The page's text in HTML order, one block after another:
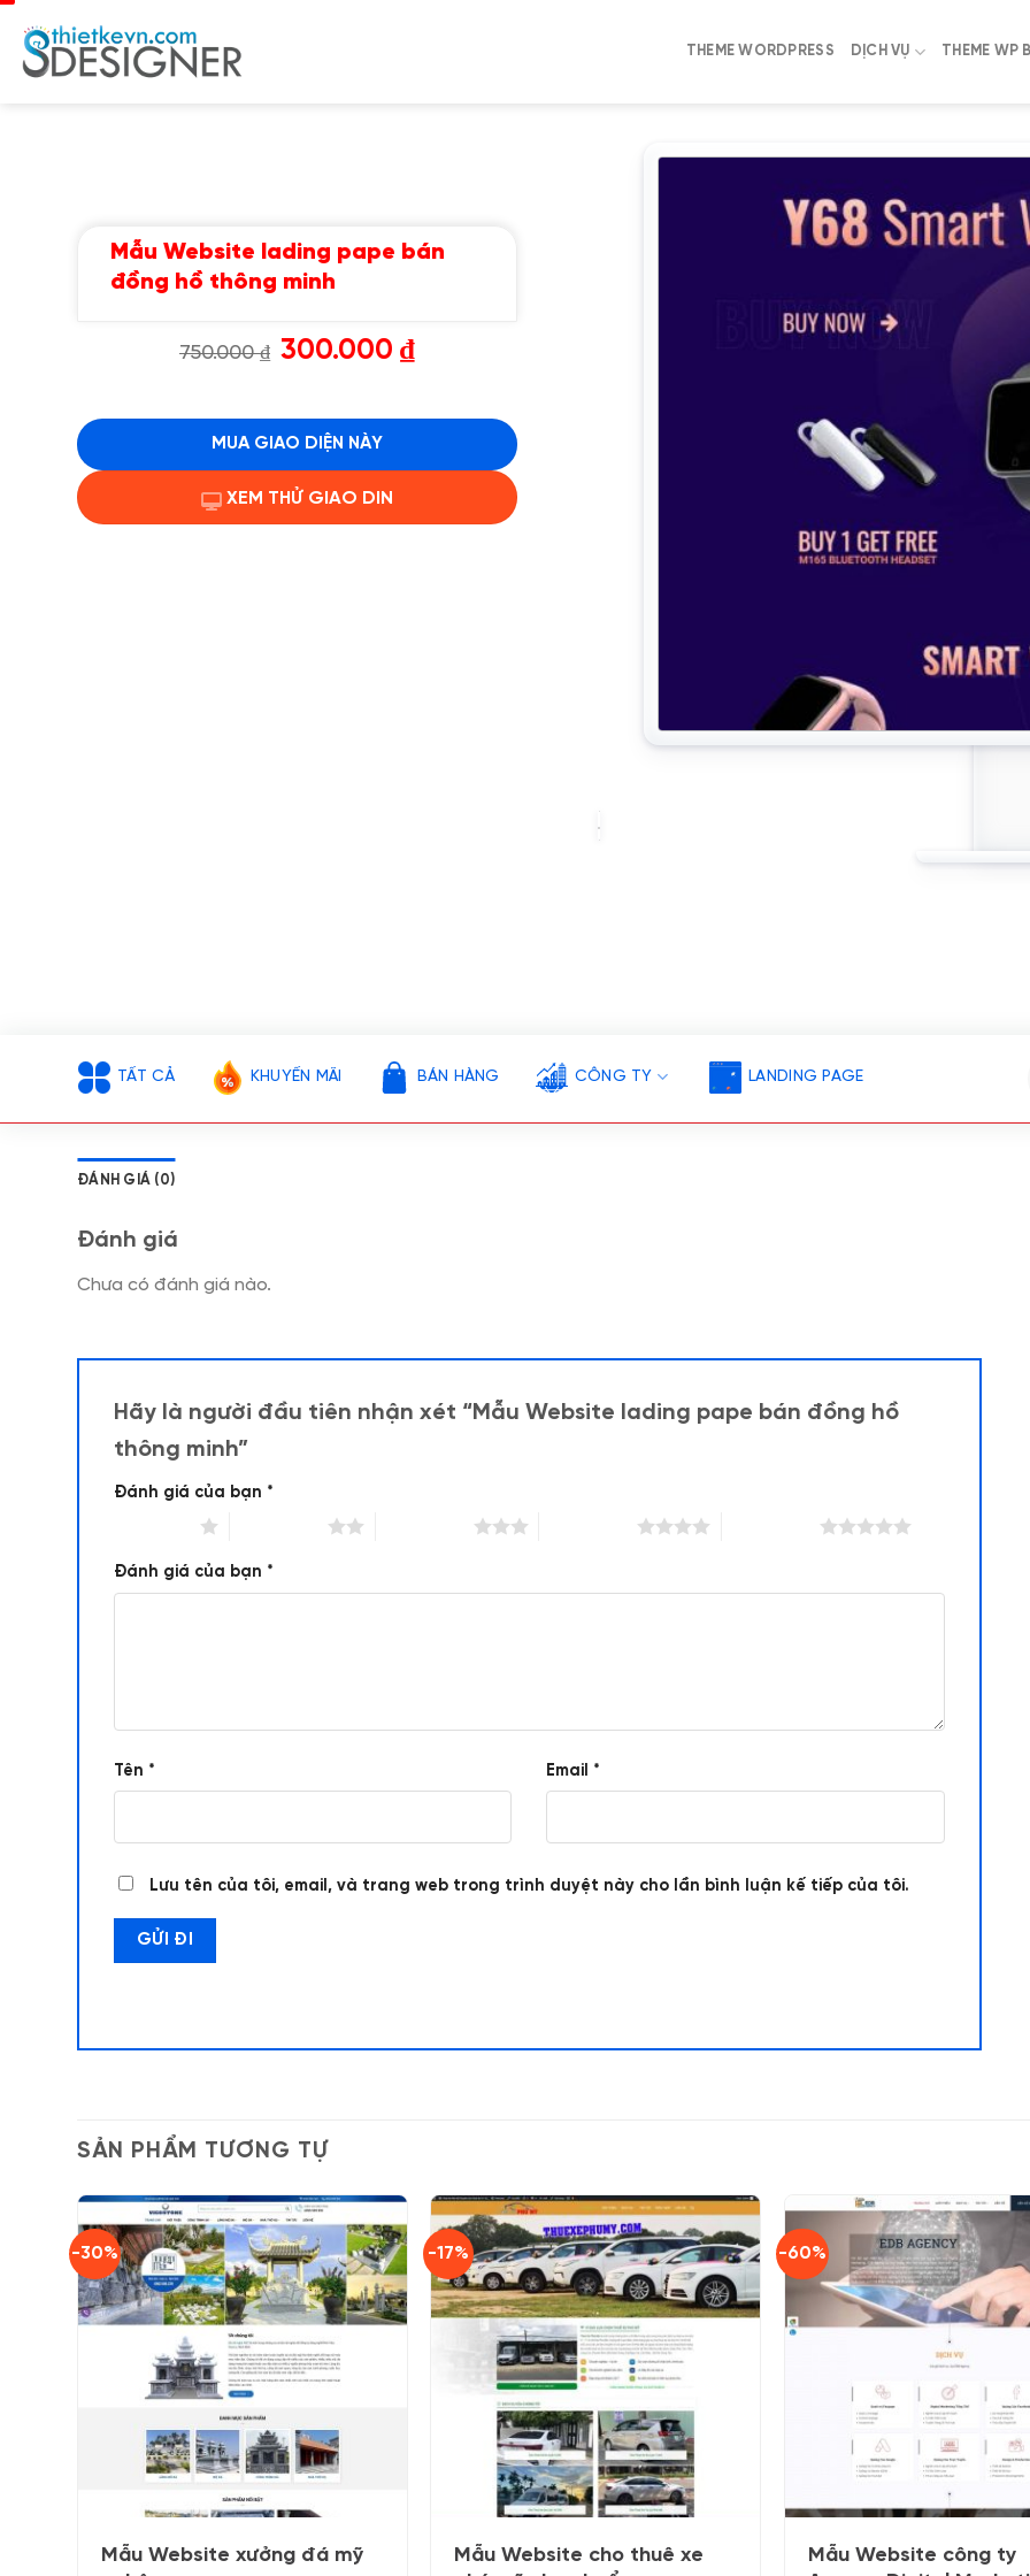
đến
nội
THEME WORDPRESS DỊCH VỤ THEME WP
Mẫu Website lading pape bán
đồng hồ thông minh
750.000₫
Giá
gốc
300.000₫Giá
hiện
300.000 ₫.
MUA GIAO DIỆN NÀY
XEM THỬ GIAO DIN
TẤT CẢ KHUYẾN MÃI BÁN HÀNG CÔNG TY LANDING PAGE
ĐÁNH GIÁ (0)
Đánh giá
Chưa có đánh giá nào.
Hãy là người đầu tiên nhận xét “Mẫu Website lading pape bán đồng hồ
thông minh”
Đánh giá của bạn *
Đánh giá của bạn *
Tên * Email *
Lưu tên của tôi, email, và trang web trong trình duyệt này cho lần bình luận kế tiếp của tôi.
SẢN PHẨM TƯƠNG TỰ
-30%
Mẫu Website xưởng đá mỹ
-17%
Mẫu Website cho thuê xe
-60%
Mẫu Website công ty